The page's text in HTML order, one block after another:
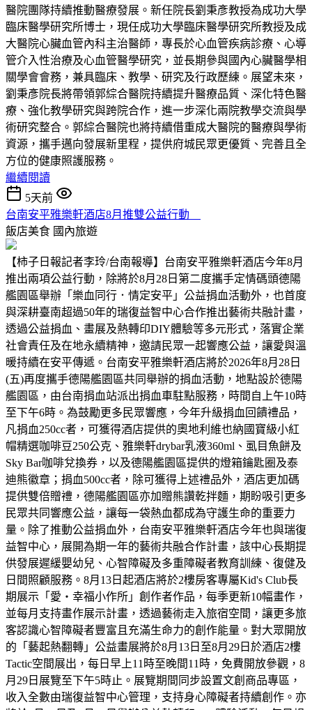
醫院團隊持續推動醫療發展。新任院長劉秉彥教授為成功大學
臨床醫學研究所博士，現任成功大學臨床醫學研究所教授及成
大醫院心臟血管內科主治醫師，專長於心血管疾病診療、心導
管介入性治療及心血管醫學研究，並長期參與國內心臟醫學相
關學會會務，兼具臨床、教學、研究及行政歷練。展望未來，
劉秉彥院長將帶領郭綜合醫院持續提升醫療品質、深化特色醫
療、強化教學研究與跨院合作，進一步深化兩院教學交流與學
術研究整合。郭綜合醫院也將持續借重成大醫院的醫療與學術
資源，攜手邁向發展新里程，提供府城民眾更優質、完善且全
方位的健康照護服務。
繼續閱讀
5天前
台南安平雅樂軒酒店8月推雙公益行動
飯店美食 國內旅遊
【柿子日報記者李玲/台南報導】台南安平雅樂軒酒店今年8月
推出兩項公益行動，除將於8月28日第二度攜手定情碼頭德陽
艦園區舉辦「樂血同行．情定安平」公益捐血活動外，也首度
與深耕臺南超過50年的瑞復益智中心合作推出藝術共融計畫，
透過公益捐血、畫展及熱轉印DIY體驗等多元形式，落實企業
社會責任及在地永續精神，邀請民眾一起響應公益，讓愛與溫
暖持續在安平傳遞。台南安平雅樂軒酒店將於2026年8月28日
(五)再度攜手德陽艦園區共同舉辦的捐血活動，地點設於德陽
艦園區，由台南捐血站派出捐血車駐點服務，時間自上午10時
至下午6時。為鼓勵更多民眾響應，今年升級捐血回饋禮品，
凡捐血250cc者，可獲得酒店提供的奧地利維也納國寶級小紅
帽精選咖啡豆250公克、雅樂軒drybar乳液360ml、虱目魚餅及
Sky Bar咖啡兌換券，以及德陽艦園區提供的燈箱鑰匙圈及泰
迪熊徽章；捐血500cc者，除可獲得上述禮品外，酒店更加碼
提供雙倍贈禮，德陽艦園區亦加贈熊讚乾拌麵，期盼吸引更多
民眾共同響應公益，讓每一袋熱血都成為守護生命的重要力
量。除了推動公益捐血外，台南安平雅樂軒酒店今年也與瑞復
益智中心，展開為期一年的藝術共融合作計畫，該中心長期提
供發展遲緩嬰幼兒、心智障礙及多重障礙者教育訓練、復健及
日間照顧服務。8月13日起酒店將於2樓房客專屬Kid's Club長
期展示「愛・幸福小作所」創作者作品，每季更新10幅畫作，
並每月支持畫作展示計畫，透過藝術走入旅宿空間，讓更多旅
客認識心智障礙者豐富且充滿生命力的創作能量。對大眾開放
的「藝起熱翻轉」公益畫展將於8月13日至8月29日於酒店2樓
Tactic空間展出，每日早上11時至晚間11時，免費開放參觀，8
月29日展覽至下午5時止。展覽期間同步設置文創商品專區，
收入全數由瑞復益智中心管理，支持身心障礙者持續創作。亦